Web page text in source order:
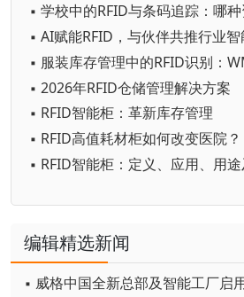
▪ AI赋能RFID，与伙伴共推行业
▪ 2026年RFID仓储管理解决方案
▪ RFID智能柜：革新库存管理
▪ RFID高值耗材柜如何改变医院？
▪ RFID智能柜：定义、应用、用
编辑精选新闻
▪ 威格中国全新总部及智能工厂启